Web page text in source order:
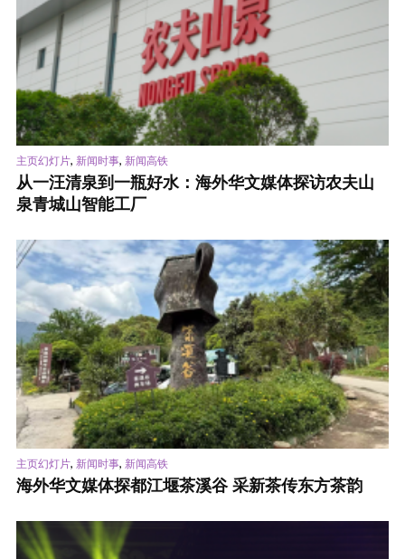
主页幻灯片, 新闻时事, 新闻高铁
从一汪清泉到一瓶好水：海外华文媒体探访农夫山
泉青城山智能工厂
主页幻灯片, 新闻时事, 新闻高铁
海外华文媒体探都江堰茶溪谷 采新茶传东方茶韵